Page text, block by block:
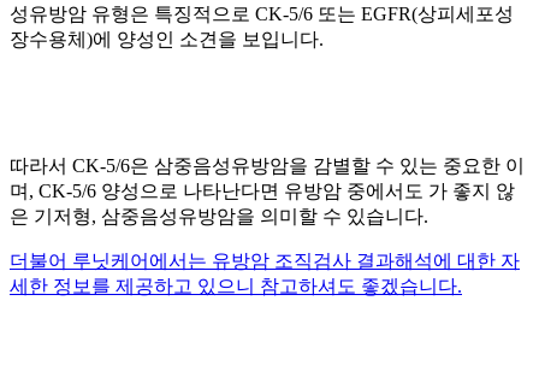
성유방암 유형은 특징적으로 CK-5/6 또는 EGFR(상피세포성
장수용체)에 양성인 소견을 보입니다.
따라서 CK-5/6은 삼중음성유방암을 감별할 수 있는 중요한 이
며, CK-5/6 양성으로 나타난다면 유방암 중에서도 가 좋지 않
은 기저형, 삼중음성유방암을 의미할 수 있습니다.
더불어 루닛케어에서는 유방암 조직검사 결과해석에 대한 자
세한 정보를 제공하고 있으니 참고하셔도 좋겠습니다.